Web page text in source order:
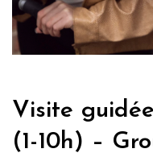
Visite
(1-10h) –